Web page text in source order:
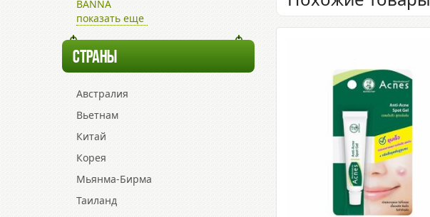
BANNA
показать еще
СТРАНЫ
Австралия
Вьетнам
Китай
Корея
Мьянма-Бирма
Таиланд